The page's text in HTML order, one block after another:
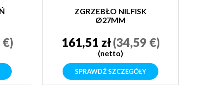
ZGRZEBŁO NILFISK
Ø27MM
161,51 zł(34,59 €)
(netto)
SPRAWDŹ SZCZEGÓŁY